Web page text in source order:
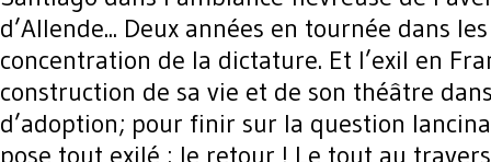
d’Allende... Deux années en tournée dans
concentration de la dictature. Et l’exil en
construction de sa vie et de son théâtre
d’adoption; pour finir sur la question
pose tout exilé : le retour ! Le tout au